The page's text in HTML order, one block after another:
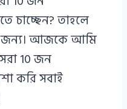
চাচ্ছেন? তাহলে
জন্য। আজকে আমি
10 জন
করি সবাই